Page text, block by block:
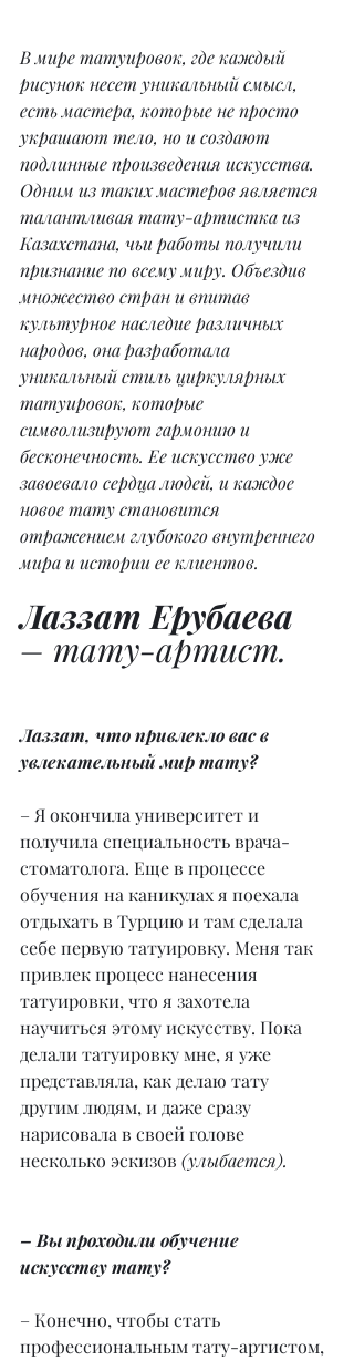
В мире татуировок, где каждый
рисунок несет уникальный смысл,
есть мастера, которые не просто
украшают тело, но и создают
подлинные произведения искусства.
Одним из таких мастеров является
талантливая тату-артистка из
Казахстана, чьи работы получили
признание по всему миру. Объездив
множество стран и впитав
культурное наследие различных
народов, она разработала
уникальный стиль циркулярных
татуировок, которые
символизируют гармонию и
бесконечность. Ее искусство уже
завоевало сердца людей, и каждое
новое тату становится
отражением глубокого внутреннего
мира и истории ее клиентов.
Лаззат Ерубаева
– тату-артист.
Лаззат, что привлекло вас в
увлекательный мир тату?
– Я окончила университет и
получила специальность врача-
стоматолога. Еще в процессе
обучения на каникулах я поехала
отдыхать в Турцию и там сделала
себе первую татуировку. Меня так
привлек процесс нанесения
татуировки, что я захотела
научиться этому искусству. Пока
делали татуировку мне, я уже
представляла, как делаю тату
другим людям, и даже сразу
нарисовала в своей голове
несколько эскизов (улыбается).
– Вы проходили обучение
искусству тату?
– Конечно, чтобы стать
профессиональным тату-артистом,